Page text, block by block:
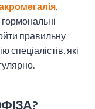
,
гормональні
правильну
спеціалістів, які